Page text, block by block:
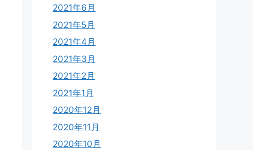
2021年6月
2021年5月
2021年4月
2021年3月
2021年2月
2021年1月
2020年12月
2020年11月
2020年10月